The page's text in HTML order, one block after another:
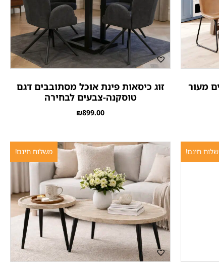
מעור
זוג כיסאות פינת אוכל מסתובבים דגם
טוסקנה-צבעים לבחירה
₪899.00
חינם! משלוח חינם!